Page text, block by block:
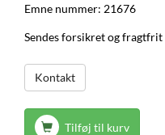
Emne nummer: 21676
Sendes forsikret og
Kontakt
Tilføj til kurv